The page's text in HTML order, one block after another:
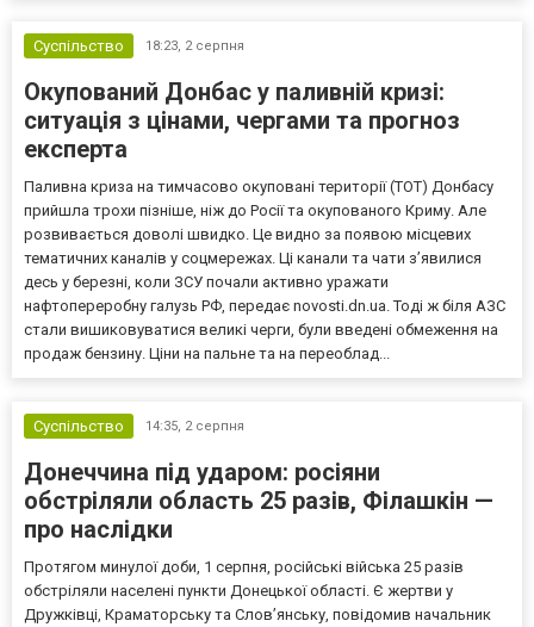
Суспільство 18:23, 2 серпня
Окупований Донбас у паливній кризі:
ситуація з цінами, чергами та прогноз
експерта
Паливна криза на тимчасово окуповані території (ТОТ) Донбасу
прийшла трохи пізніше, ніж до Росії та окупованого Криму. Але
розвивається доволі швидко. Це видно за появою місцевих
тематичних каналів у соцмережах. Ці канали та чати з’явилися
десь у березні, коли ЗСУ почали активно уражати
нафтопереробну галузь РФ, передає novosti.dn.ua. Тоді ж біля АЗС
стали вишиковуватися великі черги, були введені обмеження на
продаж бензину. Ціни на пальне та на переоблад...
Суспільство 14:35, 2 серпня
Донеччина під ударом: росіяни
обстріляли область 25 разів, Філашкін —
про наслідки
Протягом минулої доби, 1 серпня, російські війська 25 разів
обстріляли населені пункти Донецької області. Є жертви у
Дружківці, Краматорську та Слов’янську, повідомив начальник